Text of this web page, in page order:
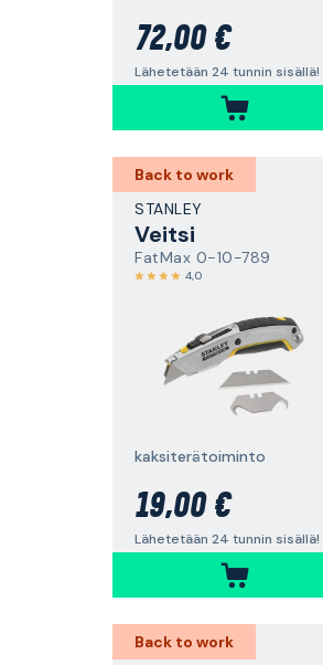
72,00 €
Lähetetään 24 tunnin sisällä!
Back to work
STANLEY
Veitsi
FatMax 0-10-789
4,0
kaksiterätoiminto
19,00 €
Lähetetään 24 tunnin sisällä!
Back to work